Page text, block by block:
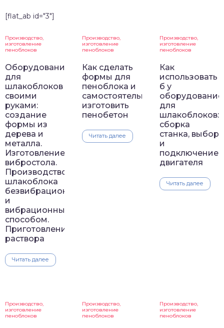
[flat_ab id="3"]
Производство,
изготовление
пеноблоков
Оборудование
для
шлакоблоков
своими
руками:
создание
формы из
дерева и
металла.
Изготовление
вибростола.
Производство
шлакоблока
безвибрационным
и
вибрационным
способом.
Приготовление
раствора
Читать далее
Производство,
изготовление
пеноблоков
Как сделать
формы для
пеноблока и
самостоятельно
изготовить
пенобетон
Читать далее
Производство,
изготовление
пеноблоков
Как
использовать
б у
оборудование
для
шлакоблоков:
сборка
станка, выбор
и
подключение
двигателя
Читать далее
Производство,
изготовление
пеноблоков
Производство,
изготовление
пеноблоков
Производство,
изготовление
пеноблоков